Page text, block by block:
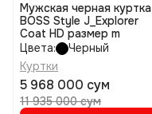
Мужская черная куртка
BOSS Style J_Explorer
Coat HD размер m
Цвета:
Черный
Куртки
5 968 000 сум
11 935 000 сум